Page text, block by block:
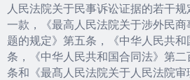
人民法院关于民事诉讼证据的若干
一款，《最高人民法院关于涉外民
题的规定》第五条，《中华人民共
条，《中华人民共和国合同法》第
条和《最髙人民法院关于人民法院